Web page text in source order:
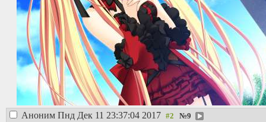
Аноним Пнд Дек 11 23:37:04 2017 №9